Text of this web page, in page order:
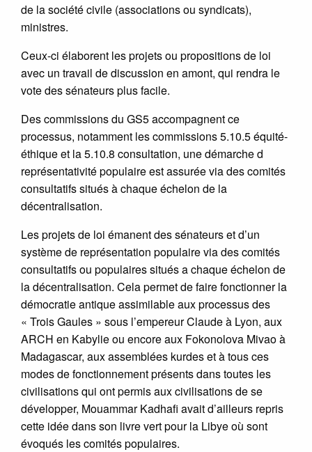
de la société civile (associations ou syndicats),
ministres.
Ceux-ci élaborent les projets ou propositions de loi
avec un travail de discussion en amont, qui rendra le
vote des sénateurs plus facile.
Des commissions du GS5 accompagnent ce
processus, notamment les commissions 5.10.5 équité-
éthique et la 5.10.8 consultation, une démarche d
représentativité populaire est assurée via des comités
consultatifs situés à chaque échelon de la
décentralisation.
Les projets de loi émanent des sénateurs et d’un
système de représentation populaire via des comités
consultatifs ou populaires situés a chaque échelon de
la décentralisation. Cela permet de faire fonctionner la
démocratie antique assimilable aux processus des
« Trois Gaules » sous l’empereur Claude à Lyon, aux
ARCH en Kabylie ou encore aux Fokonolova Mivao à
Madagascar, aux assemblées kurdes et à tous ces
modes de fonctionnement présents dans toutes les
civilisations qui ont permis aux civilisations de se
développer, Mouammar Kadhafi avait d’ailleurs repris
cette idée dans son livre vert pour la Libye où sont
évoqués les comités populaires.